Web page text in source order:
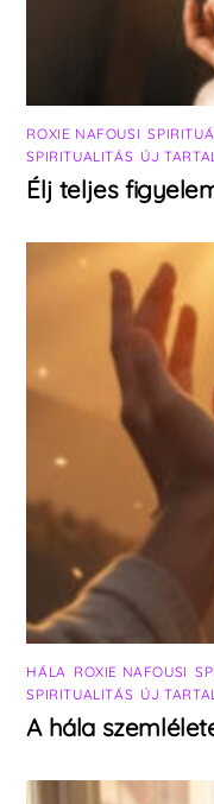
ROXIE NAFOUSI ,
SPIRITUALITÁS ÚJ
Élj teljes
HÁLA ROXIE NAFOUSI
SPIRITUALITÁS ÚJ
A hála